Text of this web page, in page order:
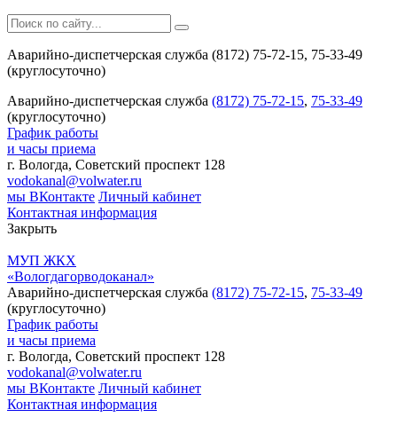
Аварийно-диспетчерская служба (8172) 75-72-15, 75-33-49
(круглосуточно)
Аварийно-диспетчерская служба (8172) 75-72-15, 75-33-49
(круглосуточно)
График работы
и часы приема
г. Вологда, Советский проспект 128
vodokanal@volwater.ru
мы ВКонтакте Личный кабинет
Контактная информация
Закрыть
МУП ЖКХ
«Вологдагорводоканал»
Аварийно-диспетчерская служба (8172) 75-72-15, 75-33-49
(круглосуточно)
График работы
и часы приема
г. Вологда, Советский проспект 128
vodokanal@volwater.ru
мы ВКонтакте Личный кабинет
Контактная информация